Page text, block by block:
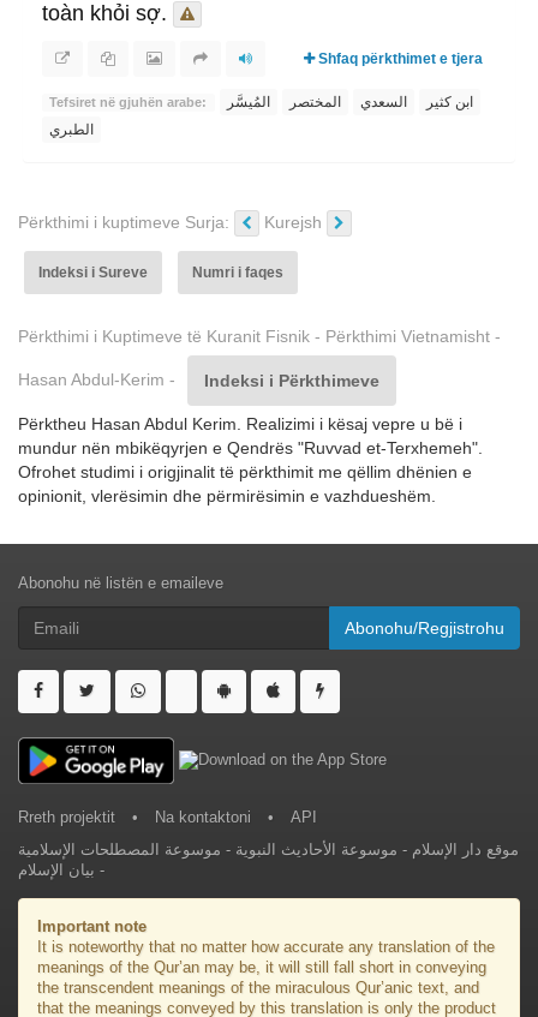
toàn khỏi sợ.
Shfaq përkthimet e tjera
Tefsiret në gjuhën arabe: المُيسَّر المختصر السعدي
ابن كثير
الطبري
Përkthimi i kuptimeve Surja: Kurejsh
Indeksi i Sureve Numri i faqes
Përkthimi i Kuptimeve të Kuranit Fisnik - Përkthimi Vietnamisht -
Hasan Abdul-Kerim - Indeksi i Përkthimeve
Përktheu Hasan Abdul Kerim. Realizimi i kësaj vepre u bë i
mundur nën mbikëqyrjen e Qendrës "Ruvvad et-Terxhemeh".
Ofrohet studimi i origjinalit të përkthimit me qëllim dhënien e
opinionit, vlerësimin dhe përmirësimin e vazhdueshëm.
Abonohu në listën e emaileve
Abonohu/Regjistrohu
Rreth projektit • Na kontaktoni •
API
موقع دار الإسلام - موسوعة الأحاديث النبوية - موسوعة المصطلحات الإسلامية
- بيان الإسلام
Important note
It is noteworthy that no matter how accurate any translation of the
meanings of the Qur’an may be, it will still fall short in conveying
the transcendent meanings of the miraculous Qur’anic text, and
that the meanings conveyed by this translation is only the product